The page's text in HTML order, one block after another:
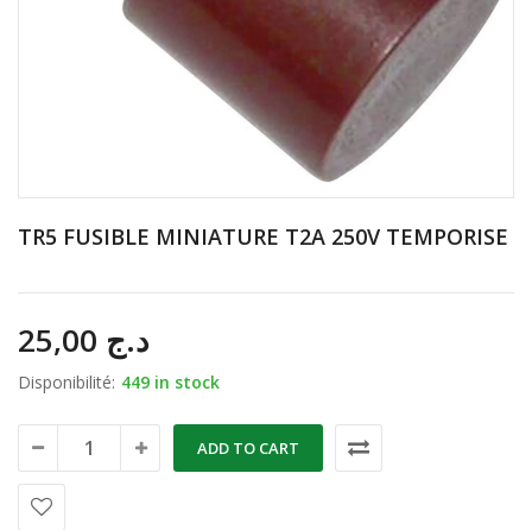
TR5 FUSIBLE MINIATURE T2A 250V TEMPORISE
د.ج
Disponibilité: 449 in stock
ADD TO CART